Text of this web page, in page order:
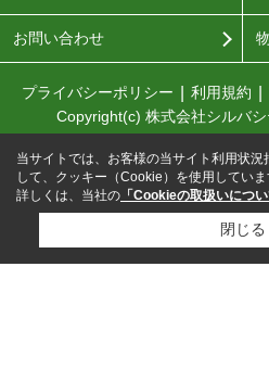
お問い合わせ
プライバシーポリシー 利用規約
Copyright(c) 株式会社シルバ
当サイトでは、お客様の当サイト利用状
して、クッキー（Cookie）を使用していま
詳しくは、当社の 「Cookieの取扱いについ
閉じる